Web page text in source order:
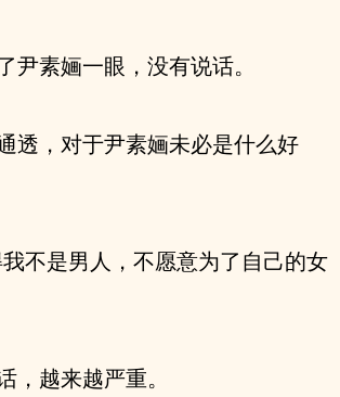
尹素婳一眼，没有说话。
透，对于尹素婳未必是什么好
不是男人，不愿意为了自己的女
，越来越严重。